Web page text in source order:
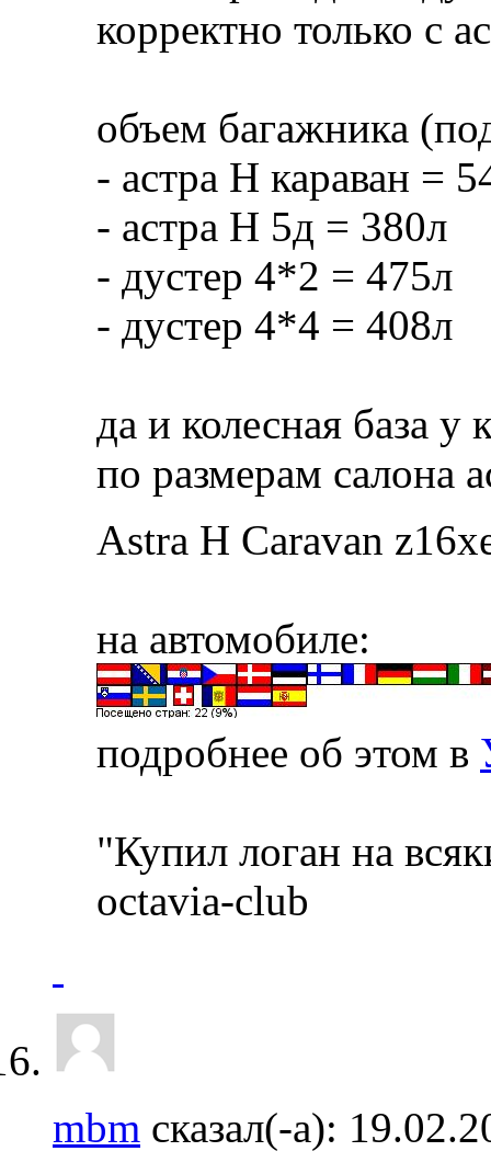
корректно только с
объем багажника
- астра Н караван =
- астра Н 5д = 380л
- дустер 4*2 = 475л
- дустер 4*4 = 408л
да и колесная база у
по размерам салона
Astra H Caravan
на автомобиле:
подробнее об этом в
"Купил логан на
octavia-club
mbm сказал(-а):